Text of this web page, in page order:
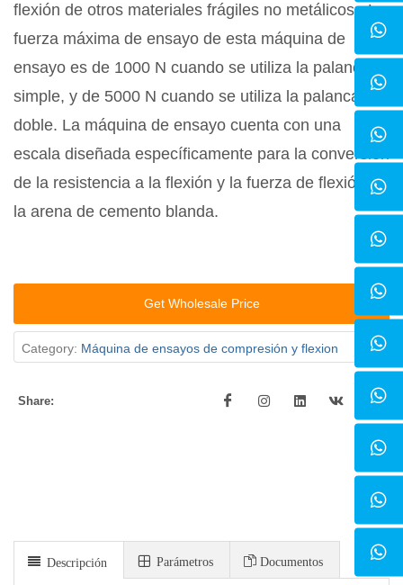
flexión de otros materiales frágiles no metálicos . La
fuerza máxima de ensayo de esta máquina de
ensayo es de 1000 N cuando se utiliza la palanca
simple, y de 5000 N cuando se utiliza la palanca
doble. La máquina de ensayo cuenta con una
escala diseñada específicamente para la conversión
de la resistencia a la flexión y la fuerza de flexión de
la arena de cemento blanda.
Get Wholesale Price
Category: Máquina de ensayos de compresión y flexion
Share:
Descripción Parámetros Documentos